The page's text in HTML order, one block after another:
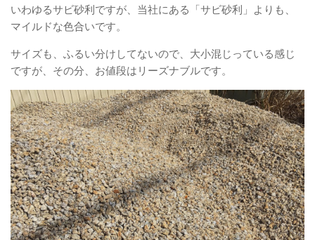
いわゆるサビ砂利ですが、当社にある「サビ砂利」よりも、
マイルドな色合いです。
サイズも、ふるい分けしてないので、大小混じっている感じ
ですが、その分、お値段はリーズナブルです。